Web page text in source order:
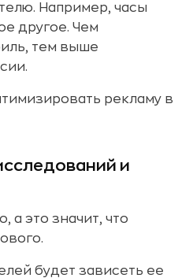
Например, часы
другое. Чем
тем выше
рекламу в
и
а это значит, что
будет зависеть ее